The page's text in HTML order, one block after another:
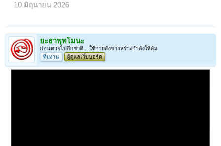
10 มิถุนายน 2026
ยะธาพุทโมนะ
ก่อนตายไปอีกชาติ .. ใช้กายสังขารสร้างกำลังให้คุ้ม
ทีมงาน
ผู้ดูแลเว็บบอร์ด